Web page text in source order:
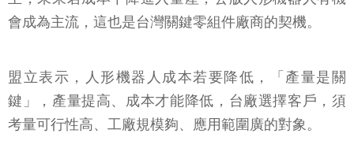
會成為主流，這也是台灣關鍵零組件廠商的契機。
盟立表示，人形機器人成本若要降低，「產量是關
鍵」，產量提高、成本才能降低，台廠選擇客戶，須
考量可行性高、工廠規模夠、應用範圍廣的對象。